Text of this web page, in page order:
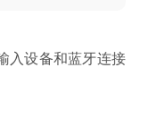
入设备和蓝牙连接